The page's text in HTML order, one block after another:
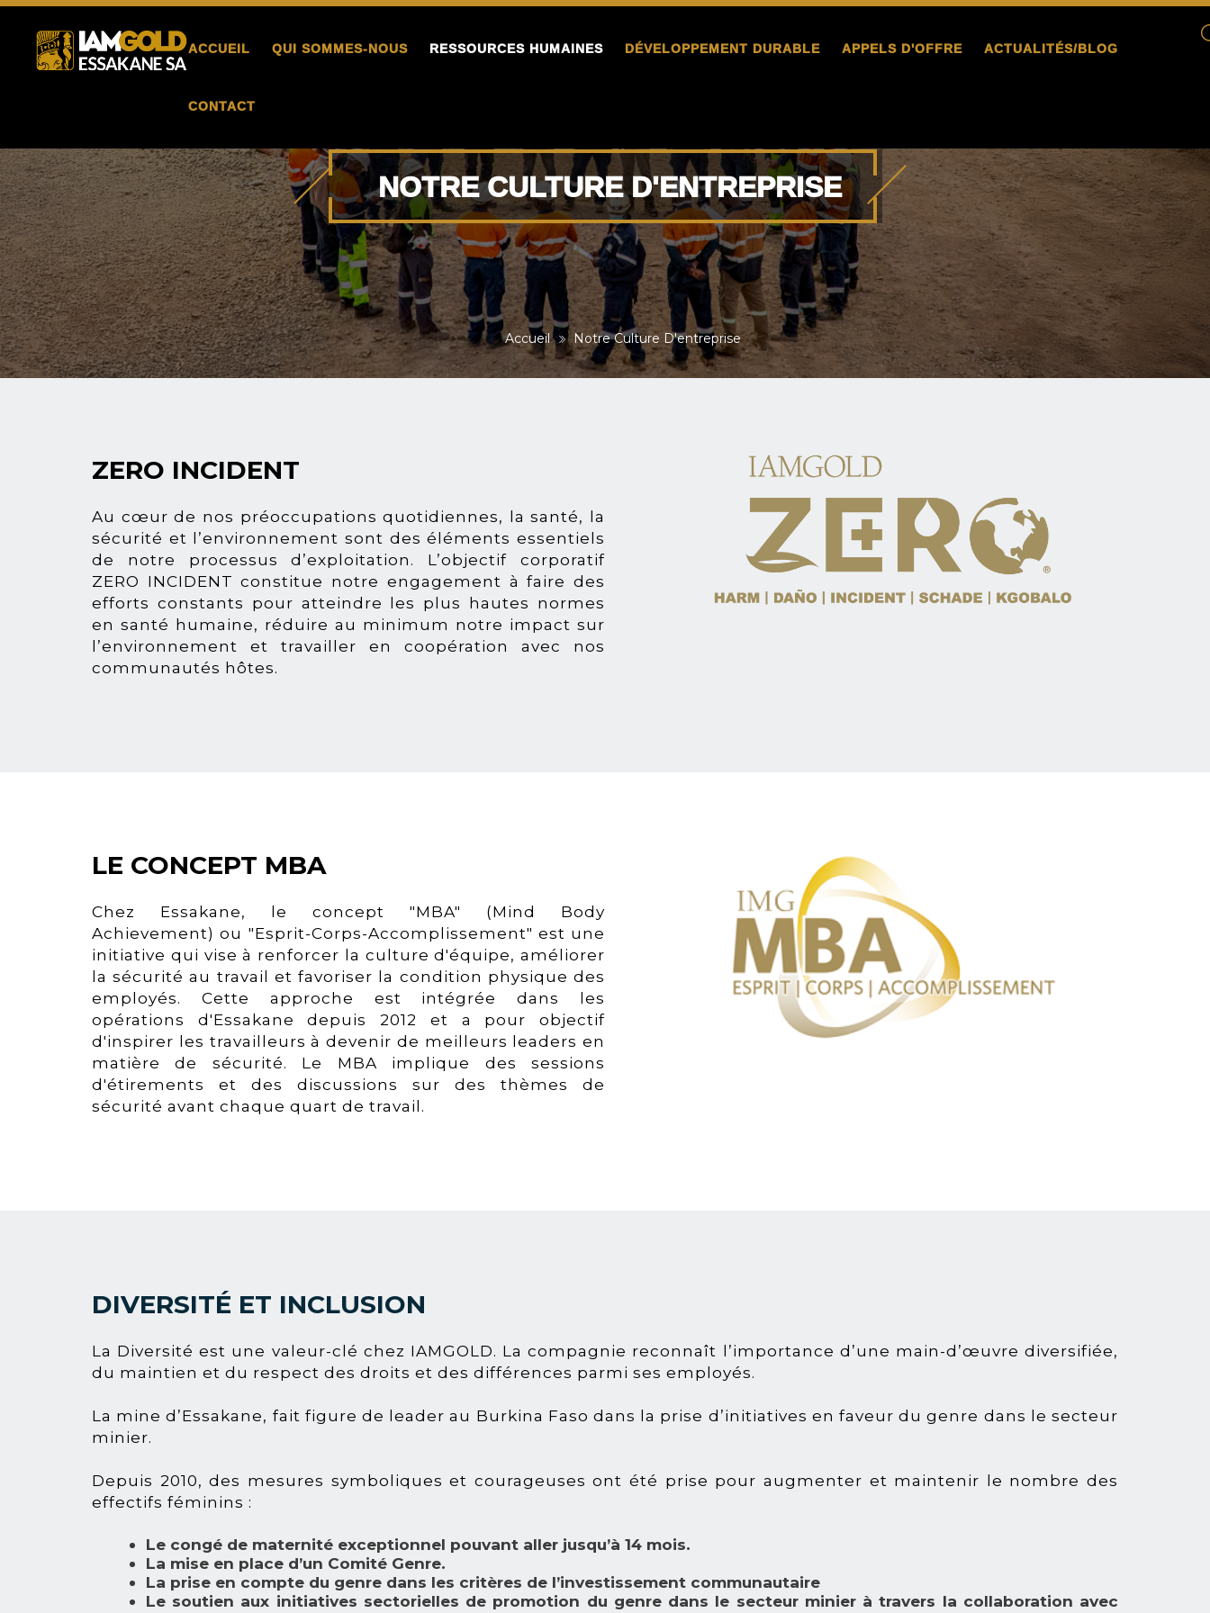
ACCUEIL QUI SOMMES-NOUS RESSOURCES HUMAINES DÉVELOPPEMENT DURABLE APPELS D'OFFRE ACTUALITÉS/BLOG
CONTACT
NOTRE CULTURE D'ENTREPRISE
Accueil Notre Culture D'entreprise
ZERO INCIDENT
Au cœur de nos préoccupations quotidiennes, la santé, la
sécurité et l’environnement sont des éléments essentiels
de notre processus d’exploitation. L’objectif corporatif
ZERO INCIDENT constitue notre engagement à faire des
efforts constants pour atteindre les plus hautes normes
en santé humaine, réduire au minimum notre impact sur
l’environnement et travailler en coopération avec nos
communautés hôtes.
LE CONCEPT MBA
Chez Essakane, le concept "MBA" (Mind Body
Achievement) ou "Esprit-Corps-Accomplissement" est une
initiative qui vise à renforcer la culture d'équipe, améliorer
la sécurité au travail et favoriser la condition physique des
employés. Cette approche est intégrée dans les
opérations d'Essakane depuis 2012 et a pour objectif
d'inspirer les travailleurs à devenir de meilleurs leaders en
matière de sécurité. Le MBA implique des sessions
d'étirements et des discussions sur des thèmes de
sécurité avant chaque quart de travail.
DIVERSITÉ ET INCLUSION
La Diversité est une valeur-clé chez IAMGOLD. La compagnie reconnaît l’importance d’une main-d’œuvre diversifiée,
du maintien et du respect des droits et des différences parmi ses employés.
La mine d’Essakane, fait figure de leader au Burkina Faso dans la prise d’initiatives en faveur du genre dans le secteur
minier.
Depuis 2010, des mesures symboliques et courageuses ont été prise pour augmenter et maintenir le nombre des
effectifs féminins :
Le congé de maternité exceptionnel pouvant aller jusqu’à 14 mois.
La mise en place d’un Comité Genre.
La prise en compte du genre dans les critères de l’investissement communautaire
Le soutien aux initiatives sectorielles de promotion du genre dans le secteur minier à travers la collaboration avec